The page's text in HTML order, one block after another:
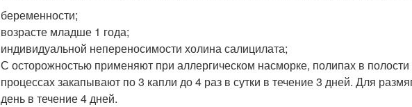
беременности;
возрасте младше 1 года;
индивидуальной непереносимости холина салицилата;
С осторожностью применяют при аллергическом насморке, полипах в
процессах закапывают по 3 капли до 4 раз в сутки в течение 3 дней. Для
день в течение 4 дней.